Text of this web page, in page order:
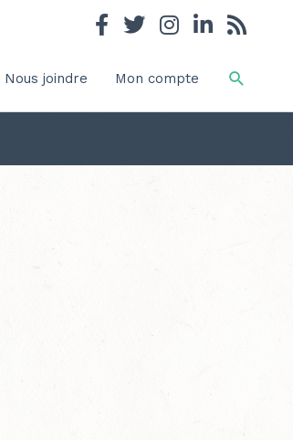
Nous joindre Mon compte